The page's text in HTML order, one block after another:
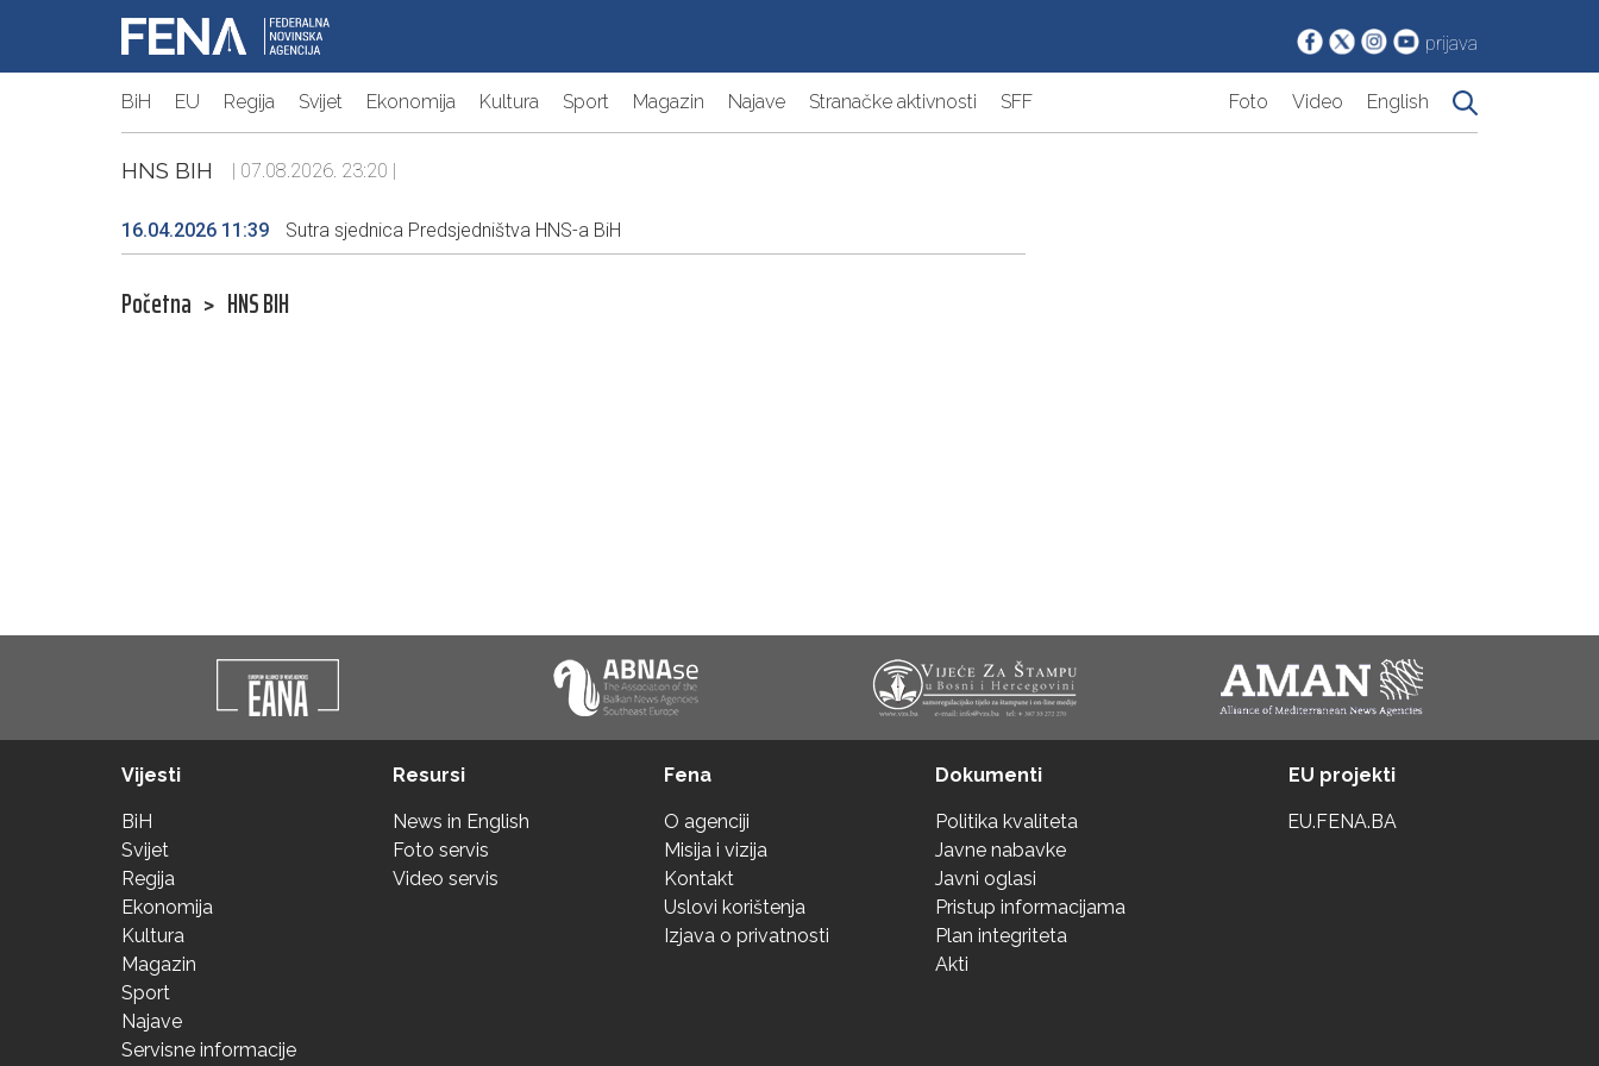
prijava
BiH EU Regija Svijet Ekonomija Kultura Sport Magazin Najave Stranačke aktivnosti SFF Foto Video English
HNS BIH | 07.08.2026. 23:20 |
16.04.2026 11:39 Sutra sjednica Predsjedništva HNS-a BiH
Početna > HNS BIH
Vijesti
BiH
Svijet
Regija
Ekonomija
Kultura
Magazin
Sport
Najave
Servisne informacije
Resursi
News in English
Foto servis
Video servis
Fena
O agenciji
Misija i vizija
Kontakt
Uslovi korištenja
Izjava o privatnosti
Dokumenti
Politika kvaliteta
Javne nabavke
Javni oglasi
Pristup informacijama
Plan integriteta
Akti
EU projekti
EU.FENA.BA